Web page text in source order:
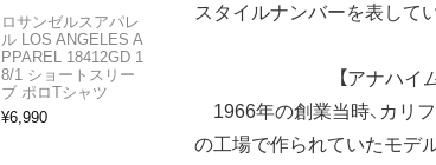
スタイルナンバーを表してい
【アナハイ
1966年の創業当時、カリ
の工場で作られていたモデ
ロサンゼルスアパレ
ル LOS ANGELES A
PPAREL 18412GD 1
8/1 ショートスリー
ブ ポロTシャツ
¥6,990